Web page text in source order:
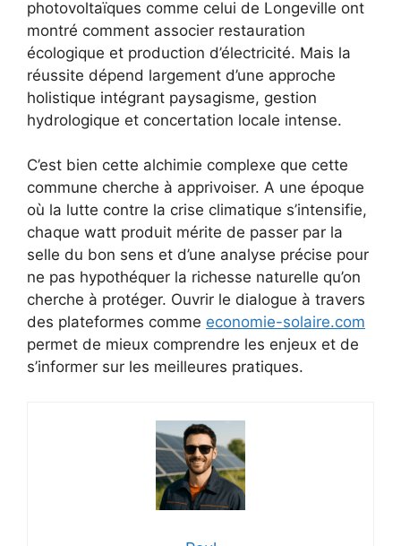
photovoltaïques comme celui de Longeville ont
montré comment associer restauration
écologique et production d’électricité. Mais la
réussite dépend largement d’une approche
holistique intégrant paysagisme, gestion
hydrologique et concertation locale intense.
C’est bien cette alchimie complexe que cette
commune cherche à apprivoiser. A une époque
où la lutte contre la crise climatique s’intensifie,
chaque watt produit mérite de passer par la
selle du bon sens et d’une analyse précise pour
ne pas hypothéquer la richesse naturelle qu’on
cherche à protéger. Ouvrir le dialogue à travers
des plateformes comme economie-solaire.com
permet de mieux comprendre les enjeux et de
s’informer sur les meilleures pratiques.